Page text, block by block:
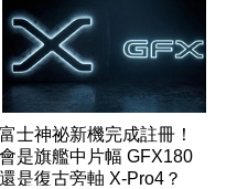
富士神祕新機完成註冊！
會是旗艦中片幅 GFX180
還是復古旁軸 X-Pro4？